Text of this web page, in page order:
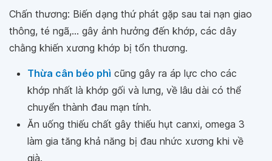
Chấn thương: Biến dạng thứ phát gặp sau tai nạn giao
thông, té ngã,... gây ảnh hưởng đến khớp, các dây
chằng khiến xương khớp bị tổn thương.
Thừa cân béo phì cũng gây ra áp lực cho các
khớp nhất là khớp gối và lưng, về lâu dài có thể
chuyển thành đau mạn tính.
Ăn uống thiếu chất gây thiếu hụt canxi, omega 3
làm gia tăng khả năng bị đau nhức xương khi về
già.